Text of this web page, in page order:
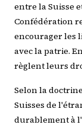
entre la Suisse
Confédération
encourager les
avec la patrie.
règlent leurs
Selon la
Suisses de
durablement à